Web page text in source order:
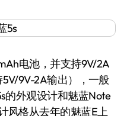
电池，并支持9V/2A
9V-2A输出），一般
的外观设计和魅蓝Note
风格从去年的魅蓝E上